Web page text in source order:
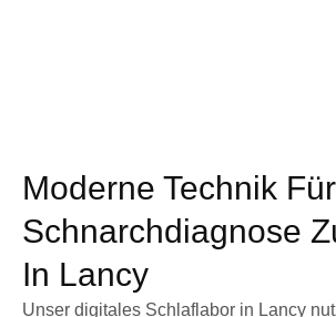
Moderne Technik
Schnarchdiagnose
In Lancy
Unser digitales Schlaflabor in Lancy